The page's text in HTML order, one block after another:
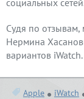
Судя по отзывам,
Нермина
вариантов iWatch.
Apple iWatch